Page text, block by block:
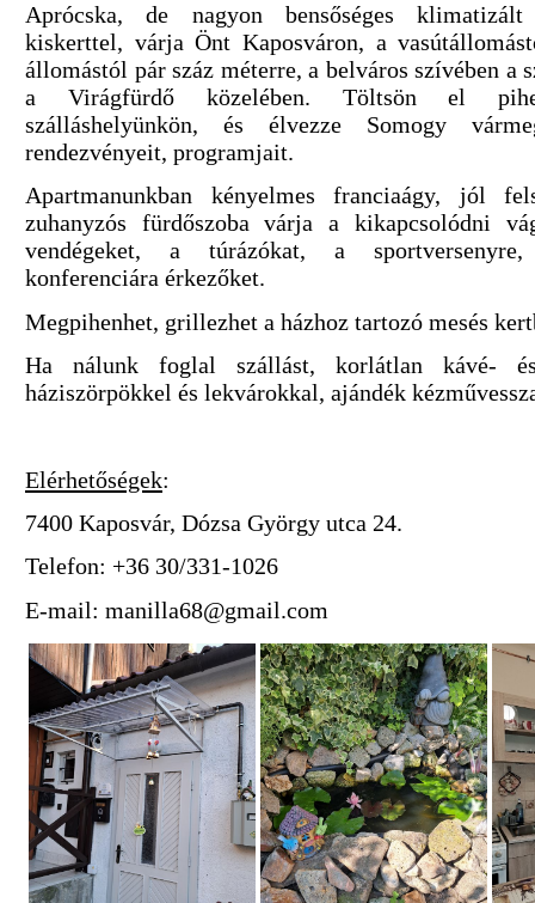
Aprócska, de nagyon bensőséges
kiskerttel, várja Önt Kaposváron, a
állomástól pár száz méterre, a belváros szívében a
a Virágfürdő közelében. Töltsön el
szálláshelyünkön, és élvezze Somogy
rendezvényeit, programjait.
Apartmanunkban kényelmes franciaágy, jól
zuhanyzós fürdőszoba várja a kikapcsolódni
vendégeket, a túrázókat, a
konferenciára érkezőket.
Megpihenhet, grillezhet a házhoz tartozó mesés
Ha nálunk foglal szállást, korlátlan kávé- és
háziszörpökkel és lekvárokkal, ajándék
Elérhetőségek:
7400 Kaposvár, Dózsa György utca 24.
Telefon: +36 30/331-1026
E-mail: manilla68@gmail.com